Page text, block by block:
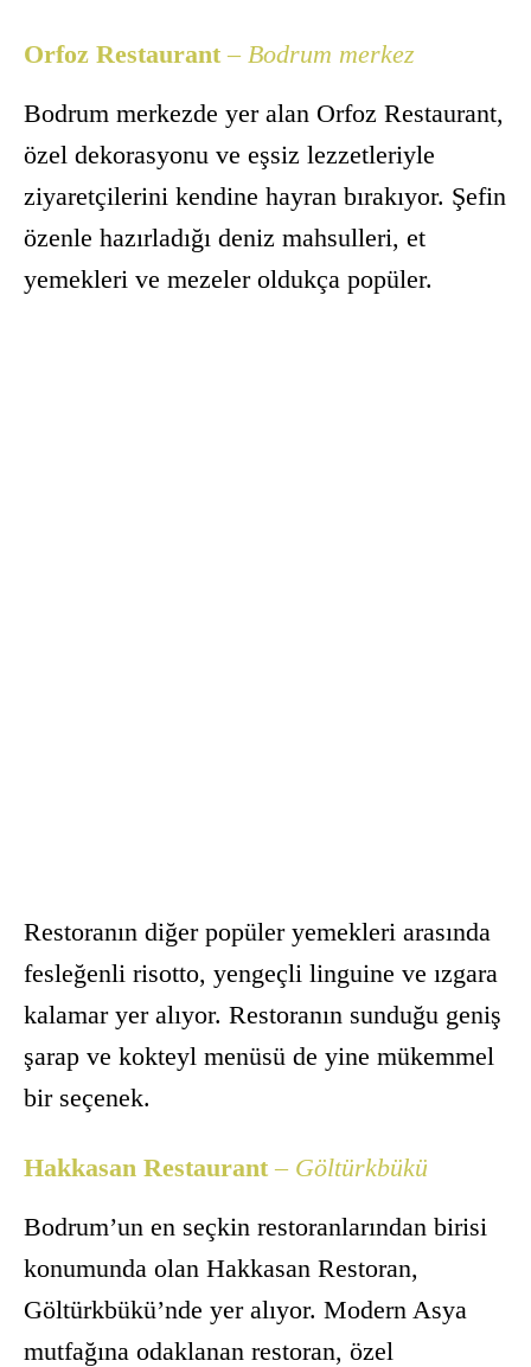
Orfoz Restaurant– Bodrum merkez
Bodrum merkezde yer alan Orfoz Restaurant,
özel dekorasyonu ve eşsiz lezzetleriyle
ziyaretçilerini kendine hayran bırakıyor. Şefin
özenle hazırladığı deniz mahsulleri, et
yemekleri ve mezeler oldukça popüler.
Restoranın diğer popüler yemekleri arasında
fesleğenli risotto, yengeçli linguine ve ızgara
kalamar yer alıyor. Restoranın sunduğu geniş
şarap ve kokteyl menüsü de yine mükemmel
bir seçenek.
Hakkasan Restaurant– Göltürkbükü
Bodrum’un en seçkin restoranlarından birisi
konumunda olan Hakkasan Restoran,
Göltürkbükü’nde yer alıyor. Modern Asya
mutfağına odaklanan restoran, özel